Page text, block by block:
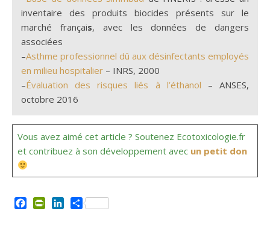
inventaire des produits biocides présents sur le
marché français, avec les données de dangers
associées
–Asthme professionnel dû aux désinfectants employés
en milieu hospitalier – INRS, 2000
–Évaluation des risques liés à l’éthanol – ANSES,
octobre 2016
Vous avez aimé cet article ? Soutenez Ecotoxicologie.fr
et contribuez à son développement avec un petit don
FacebookPrintFriendly
LinkedInPartager